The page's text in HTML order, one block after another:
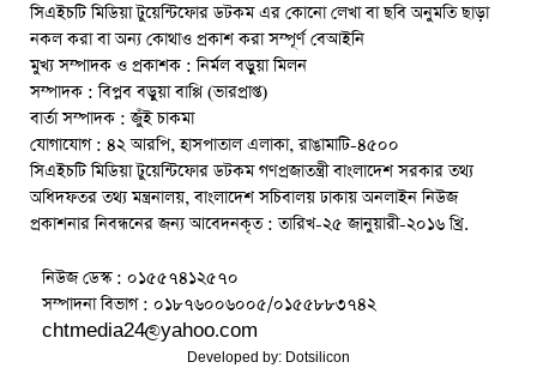
সিএইচটি মিডিয়া টুয়েন্টিফোর ডটকম এর কোনো লেখা বা ছবি অনুমতি ছাড়া
নকল করা বা অন্য কোথাও প্রকাশ করা সম্পূর্ণ বেআইনি
মুখ্য সম্পাদক ও প্রকাশক : নির্মল বড়ুয়া মিলন
সম্পাদক : বিপ্লব বড়ুয়া বাপ্পি (ভারপ্রাপ্ত)
বার্তা সম্পাদক : জুঁই চাকমা
যোগাযোগ : ৪২ আরপি, হাসপাতাল এলাকা, রাঙামাটি-৪৫০০
সিএইচটি মিডিয়া টুয়েন্টিফোর ডটকম গণপ্রজাতন্ত্রী বাংলাদেশ সরকার তথ্য
অধিদফতর তথ্য মন্ত্রনালয়, বাংলাদেশ সচিবালয় ঢাকায় অনলাইন নিউজ
প্রকাশনার নিবন্ধনের জন্য আবেদনকৃত : তারিখ-২৫ জানুয়ারী-২০১৬ খ্রি.
নিউজ ডেস্ক : ০১৫৫৭৪১২৫৭০
সম্পাদনা বিভাগ : ০১৮৭৬০০৬০০৫/০১৫৫৮৮৩৭৪২
chtmedia24@yahoo.com
Developed by: Dotsilicon